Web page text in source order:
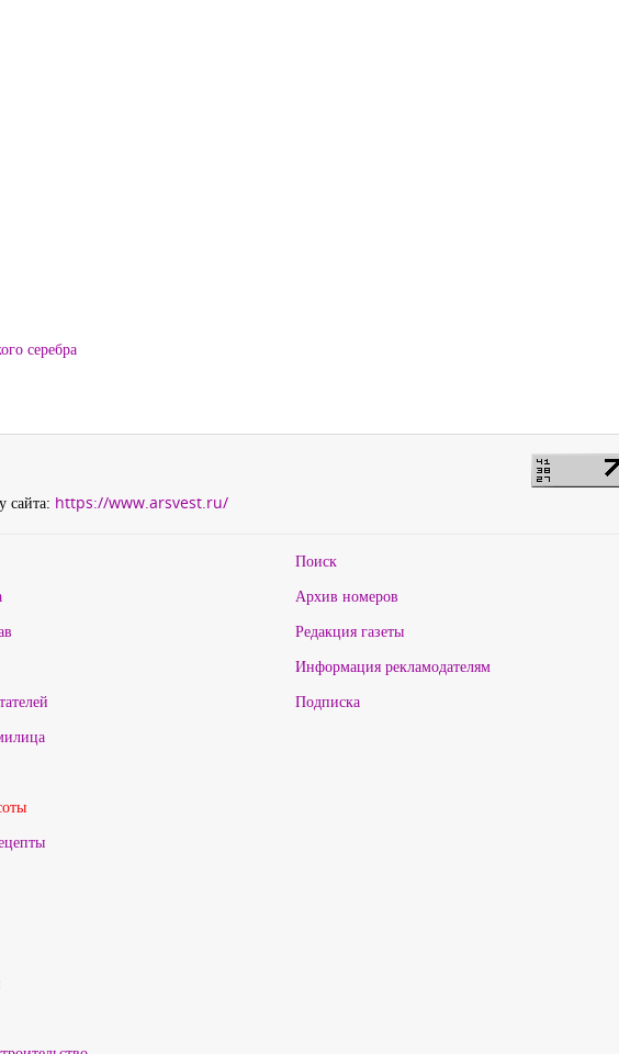
серебра
сайта: https://www.arsvest.ru/
Поиск
Архив номеров
Редакция газеты
Информация рекламодателям
Подписка